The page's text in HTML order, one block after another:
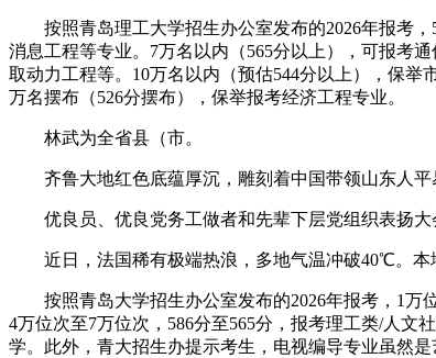
按照青岛理工大学招生办公室发布的2026年报考，5
消息工程等专业。7万名以内（565分以上），可报考
取动力工程等。10万名以内（预估544分以上），保
万名摆布（526分摆布），保举报考经济工程专业。
林武为全省县（市。
齐鲁大地红色底蕴厚沉，雕刻着中国带领山东人平
优良员、优良党务工做者和先辈下层党组织表扬大
近日，法国稀有极端热浪，多地气温冲破40℃。本
按照青岛大学招生办公室发布的2026年报考，1万位
4万位次至7万位次，586分至565分，报考理工类/人文
学。此外，青大招生办提示考生，电视编导专业虽然